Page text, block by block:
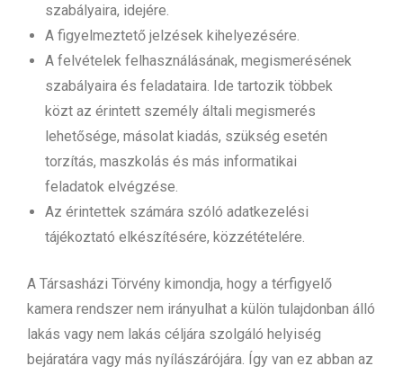
szabályaira, idejére.
A figyelmeztető jelzések kihelyezésére.
A felvételek felhasználásának, megismerésének
szabályaira és feladataira. Ide tartozik többek
közt az érintett személy általi megismerés
lehetősége, másolat kiadás, szükség esetén
torzítás, maszkolás és más informatikai
feladatok elvégzése.
Az érintettek számára szóló adatkezelési
tájékoztató elkészítésére, közzétételére.
A Társasházi Törvény kimondja, hogy a térfigyelő
kamera rendszer nem irányulhat a külön tulajdonban álló
lakás vagy nem lakás céljára szolgáló helyiség
bejáratára vagy más nyílászárójára. Így van ez abban az